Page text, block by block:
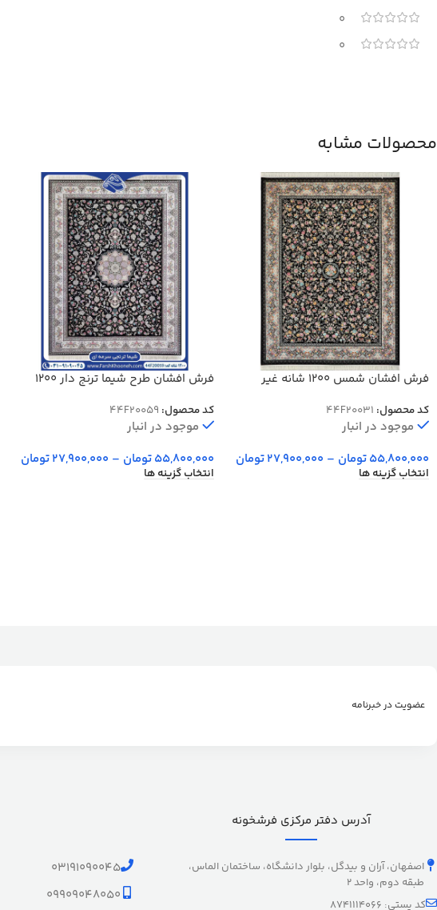
0
0
محصولات مشابه
فرش افشان شمس 1200 شانه غیر
کد محصول: 44F20031
موجود در انبار
55,800,000تومان –
27,900,000تومان
انتخاب گزینه ها
فرش افشان طرح شیما ترنج دار 1200
کد محصول: 44F20059
موجود در انبار
55,800,000تومان –
27,900,000تومان
انتخاب گزینه ها
عضویت در خبرنامه
آدرس دفتر مرکزی فرشخونه
اصفهان، آران و بیدگل، بلوار دانشگاه، ساختمان الماس،
طبقه دوم، واحد 2
کد پستی: 8741114066
03191090045
09909048050